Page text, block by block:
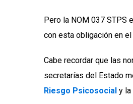
Pero la NOM 037 STPS
con esta obligación en
Cabe recordar que las
secretarías del Estado
Riesgo Psicosocial y la